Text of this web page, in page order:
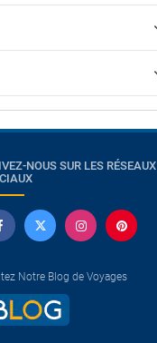
NOUS SUR LES RÉSEAUX
Notre Blog de Voyages